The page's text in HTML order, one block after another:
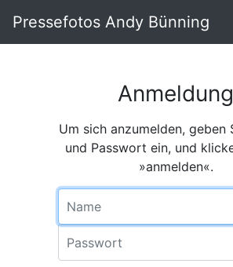
Pressefotos Andy Bünning
Anmeldung
Um sich anzumelden, geben
und Passwort ein, und
»anmelden«.